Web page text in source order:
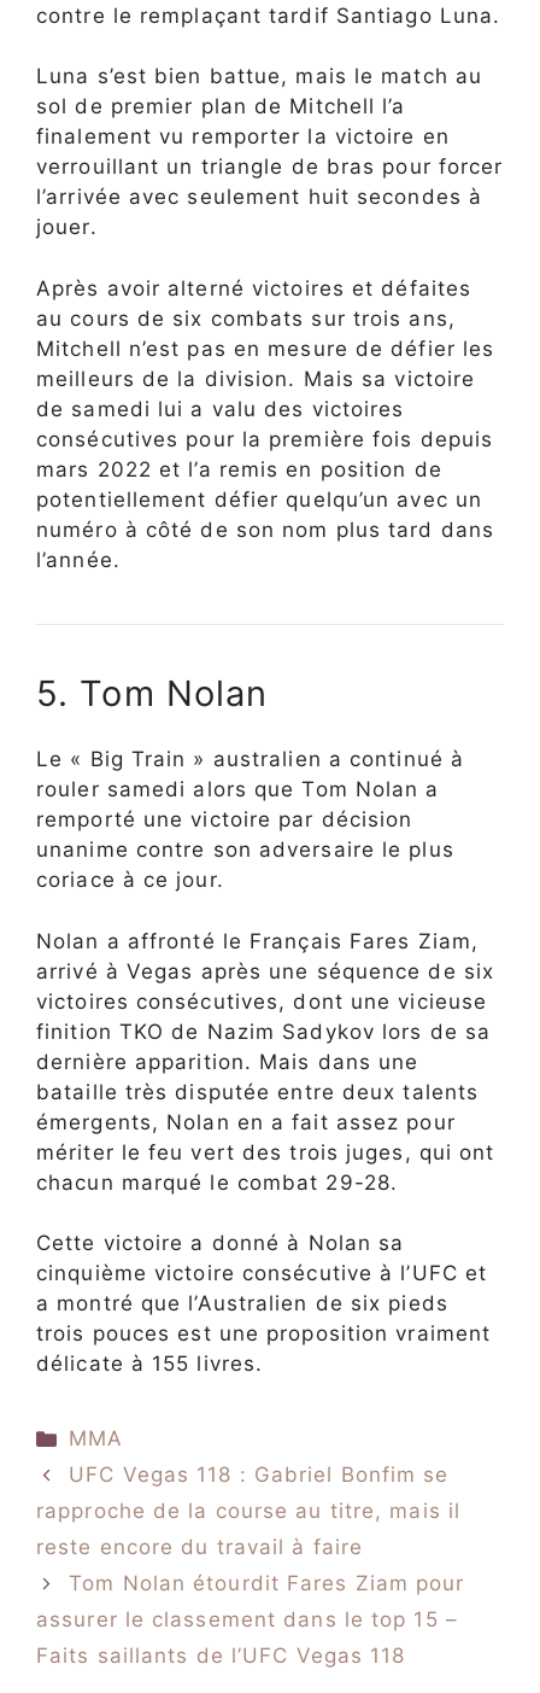
contre le remplaçant tardif Santiago Luna.
Luna s’est bien battue, mais le match au
sol de premier plan de Mitchell l’a
finalement vu remporter la victoire en
verrouillant un triangle de bras pour forcer
l’arrivée avec seulement huit secondes à
jouer.
Après avoir alterné victoires et défaites
au cours de six combats sur trois ans,
Mitchell n’est pas en mesure de défier les
meilleurs de la division. Mais sa victoire
de samedi lui a valu des victoires
consécutives pour la première fois depuis
mars 2022 et l’a remis en position de
potentiellement défier quelqu’un avec un
numéro à côté de son nom plus tard dans
l’année.
5. Tom Nolan
Le « Big Train » australien a continué à
rouler samedi alors que Tom Nolan a
remporté une victoire par décision
unanime contre son adversaire le plus
coriace à ce jour.
Nolan a affronté le Français Fares Ziam,
arrivé à Vegas après une séquence de six
victoires consécutives, dont une vicieuse
finition TKO de Nazim Sadykov lors de sa
dernière apparition. Mais dans une
bataille très disputée entre deux talents
émergents, Nolan en a fait assez pour
mériter le feu vert des trois juges, qui ont
chacun marqué le combat 29-28.
Cette victoire a donné à Nolan sa
cinquième victoire consécutive à l’UFC et
a montré que l’Australien de six pieds
trois pouces est une proposition vraiment
délicate à 155 livres.
Catégories
MMA
UFC Vegas 118 : Gabriel Bonfim se
rapproche de la course au titre, mais il
reste encore du travail à faire
Tom Nolan étourdit Fares Ziam pour
assurer le classement dans le top 15 –
Faits saillants de l’UFC Vegas 118